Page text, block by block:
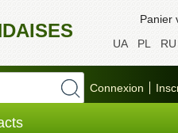
Panier
UA
PL RU